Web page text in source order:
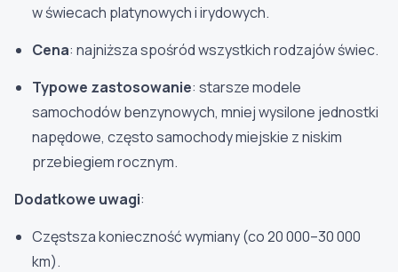
w świecach platynowych i irydowych.
Cena: najniższa spośród wszystkich rodzajów świec.
Typowe zastosowanie: starsze modele
samochodów benzynowych, mniej wysilone jednostki
napędowe, często samochody miejskie z niskim
przebiegiem rocznym.
Dodatkowe uwagi:
Częstsza konieczność wymiany (co 20 000–30 000
km).